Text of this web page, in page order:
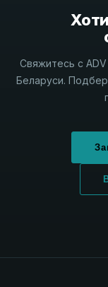
Свяжитесь с
Беларуси.